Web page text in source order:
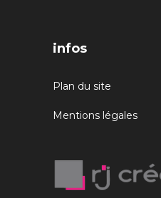
infos
Plan du site
Mentions légales